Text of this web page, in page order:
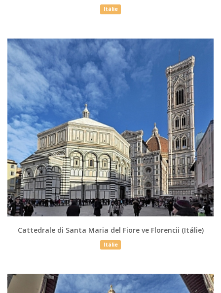
Itálie
Cattedrale di Santa Maria del Fiore ve Florencii (Itálie)
Itálie